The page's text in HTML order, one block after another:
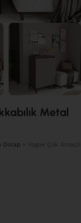
Metal
Dolap » Vogue Çok Amaçlı